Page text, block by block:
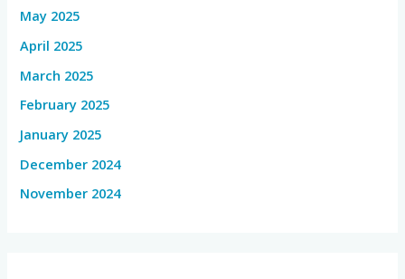
May 2025
April 2025
March 2025
February 2025
January 2025
December 2024
November 2024